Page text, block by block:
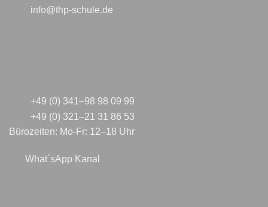
info@thp-schule.de
+49 (0) 341–98 98 09 99
+49 (0) 321–21 31 86 53
Bürozeiten: Mo-Fr: 12–18 Uhr
What´sApp Kanal